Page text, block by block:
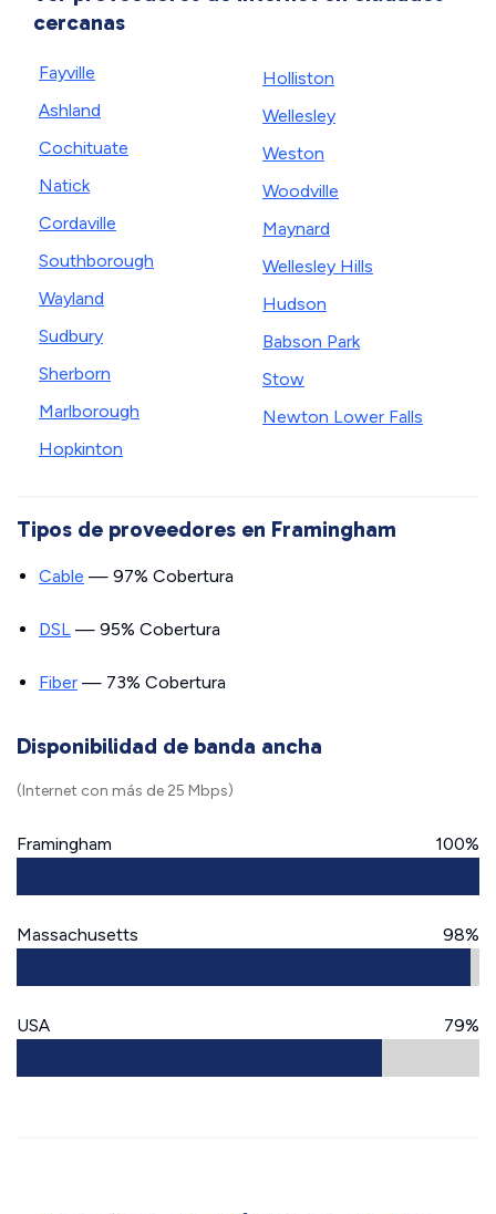
cercanas
Fayville
Ashland
Cochituate
Natick
Cordaville
Southborough
Wayland
Sudbury
Sherborn
Marlborough
Hopkinton
Holliston
Wellesley
Weston
Woodville
Maynard
Wellesley Hills
Hudson
Babson Park
Stow
Newton Lower Falls
Tipos de proveedores en Framingham
Cable — 97% Cobertura
DSL — 95% Cobertura
Fiber — 73% Cobertura
Disponibilidad de banda ancha
(Internet con más de 25 Mbps)
Framingham 100%
Massachusetts 98%
USA 79%